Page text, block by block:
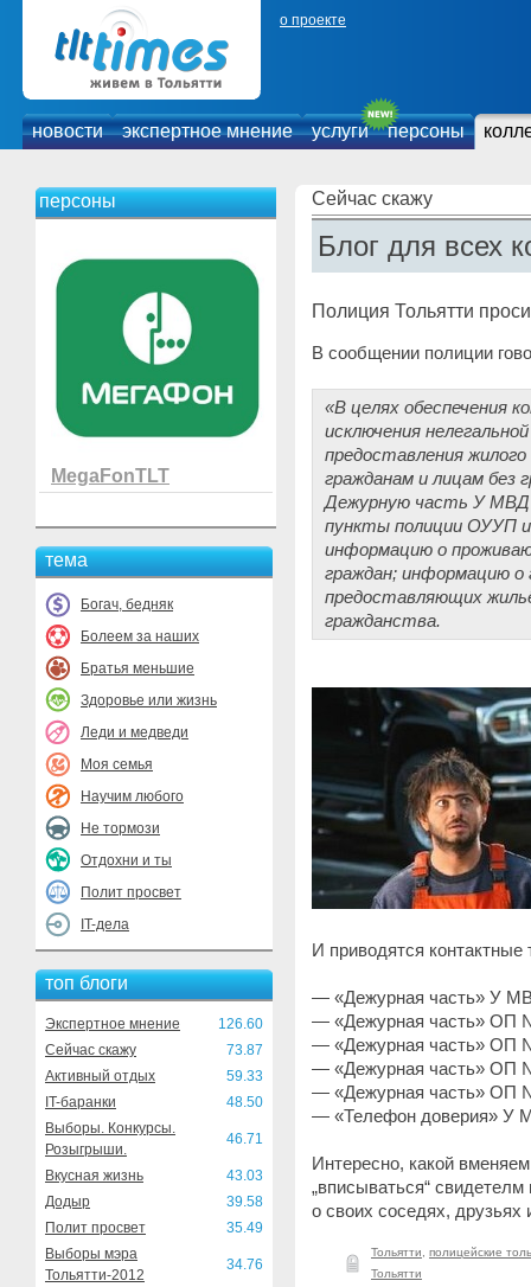
о проекте
новости экспертное мнение услуги персоны
персоны
MegaFonTLT
тема
Богач, бедняк
Болеем за наших
Братья меньшие
Здоровье или жизнь
Леди и медведи
Моя семья
Научим любого
Не тормози
Отдохни и ты
Полит просвет
IT-дела
топ блоги
Экспертное мнение
126.60
Сейчас скажу
73.87
Активный отдых
59.33
IT-баранки
48.50
Выборы. Конкурсы.
Розыгрыши.
46.71
Вкусная жизнь
43.03
Додыр
39.58
Полит просвет
35.49
Выборы мэра
Тольятти-2012
34.76
Сейчас скажу
Блог для всех
Полиция Тольятти
В сообщении полиции
«В целях обеспечения
исключения
предоставления
гражданам и лицам без
Дежурную часть У МВД
пункты полиции ОУУП
информацию о
граждан; информацию о
предоставляющих
гражданства.
И приводятся
— «Дежурная часть» У
— «Дежурная часть» ОП
— «Дежурная часть» ОП
— «Дежурная часть» ОП
— «Дежурная часть» ОП
— «Телефон доверия» У
Интересно, какой
„вписываться“
о своих соседях, друзьях
Тольятти
полицейские
Тольятти